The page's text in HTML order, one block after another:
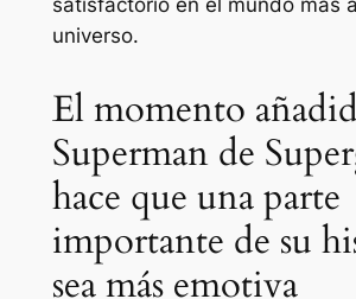
satisfactorio en el mundo más
universo.
El momento
Superman de
hace que una parte
importante de su
sea más emotiva